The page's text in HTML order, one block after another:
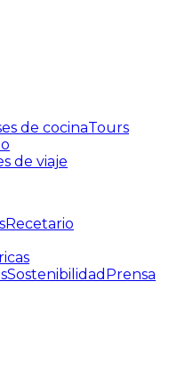
de cocinaTours
de viaje
Recetario
Sostenibilidad Prensa